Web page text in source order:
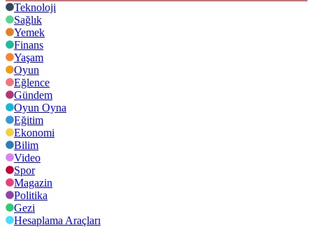
Teknoloji
Sağlık
Yemek
Finans
Yaşam
Oyun
Eğlence
Gündem
Oyun Oyna
Eğitim
Ekonomi
Bilim
Video
Spor
Magazin
Politika
Gezi
Hesaplama Araçları